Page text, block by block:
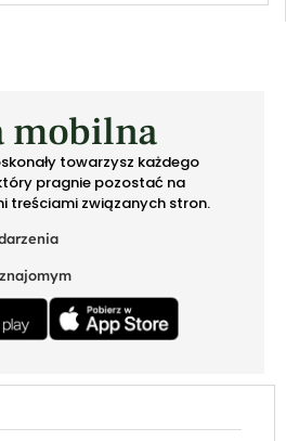
mobilna
towarzysz każdego
pragnie pozostać na
treściami związanych stron.